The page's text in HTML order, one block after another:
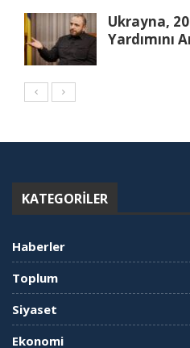
Ukrayna,
Yardımını
KATEGORILER
Haberler
Toplum
Siyaset
Ekonomi